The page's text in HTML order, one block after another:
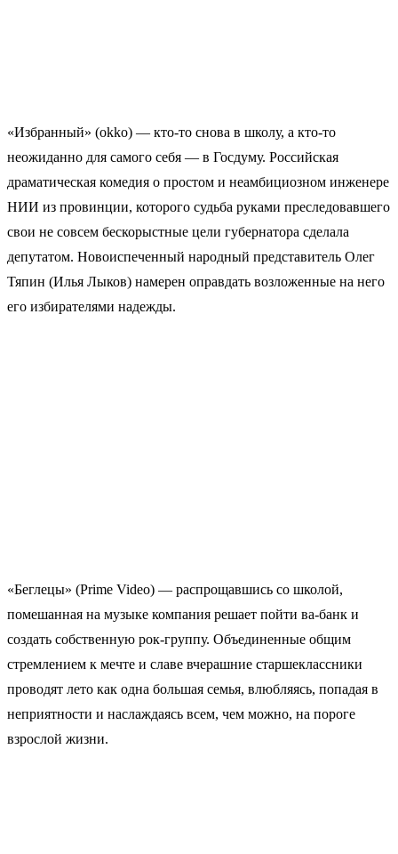
«Избранный» (okko) — кто-то снова в школу, а кто-то
неожиданно для самого себя — в Госдуму. Российская
драматическая комедия о простом и неамбициозном инженере
НИИ из провинции, которого судьба руками преследовавшего
свои не совсем бескорыстные цели губернатора сделала
депутатом. Новоиспеченный народный представитель Олег
Тяпин (Илья Лыков) намерен оправдать возложенные на него
его избирателями надежды.
«Беглецы» (Prime Video) — распрощавшись со школой,
помешанная на музыке компания решает пойти ва-банк и
создать собственную рок-группу. Объединенные общим
стремлением к мечте и славе вчерашние старшеклассники
проводят лето как одна большая семья, влюбляясь, попадая в
неприятности и наслаждаясь всем, чем можно, на пороге
взрослой жизни.